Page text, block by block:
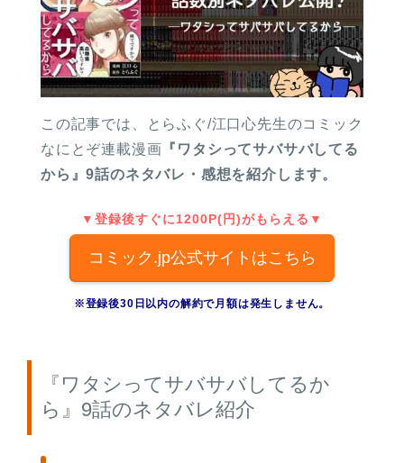
この記事では、とらふぐ/江口心先生のコミック
なにとぞ連載漫画 『ワタシってサバサバしてる
から』9話のネタバレ・感想を紹介します。
▼登録後すぐに1200P(円)がもらえる▼
コミック.jp公式サイトはこちら
※登録後30日以内の解約で月額は発生しません。
『ワタシってサバサバしてるか
ら』9話のネタバレ紹介